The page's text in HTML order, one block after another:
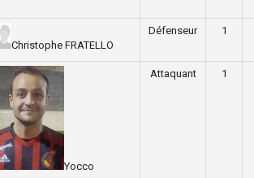
Christophe FRATELLO
Défenseur 1
Yocco
Attaquant 1